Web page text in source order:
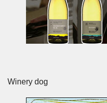
Winery dog